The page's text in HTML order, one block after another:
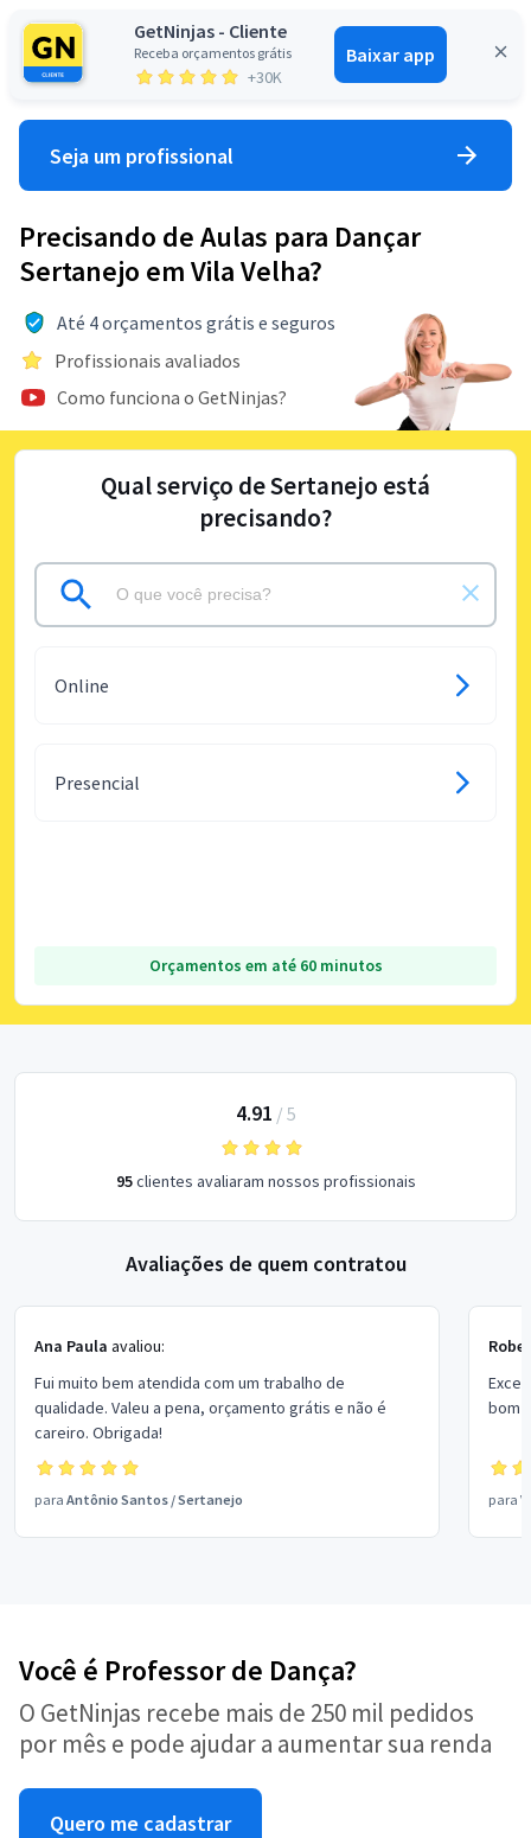
GetNinjas - Cliente
Receba orçamentos grátis
+30K
Baixar app
Entrar
Seja um profissional
Precisando de Aulas para Dançar
Sertanejo em Vila Velha?
Até 4 orçamentos grátis e seguros
Profissionais avaliados
Como funciona o GetNinjas?
Qual serviço de Sertanejo está
precisando?
Online
Presencial
Orçamentos em até 60 minutos
4.91 / 5
95clientes avaliaram nossos profissionais
Avaliações de quem contratou
Ana Paula avaliou:
Fui muito bem atendida com um trabalho de
qualidade. Valeu a pena, orçamento grátis e não é
careiro. Obrigada!
para Antônio Santos /Sertanejo
bom
para
Você é Professor de Dança?
O GetNinjas recebe mais de 250 mil pedidos
por mês e pode ajudar a aumentar sua renda
Quero me cadastrar